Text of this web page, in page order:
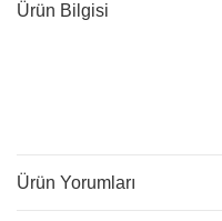
Ürün Bilgisi
Ürün Yorumları